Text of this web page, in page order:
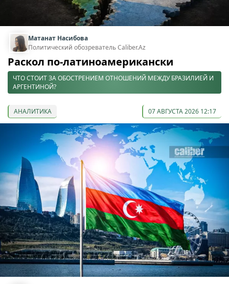
Матанат Насибова
Политический обозреватель Caliber.Az
Раскол по-латиноамерикански
ЧТО СТОИТ ЗА ОБОСТРЕНИЕМ ОТНОШЕНИЙ МЕЖДУ БРАЗИЛИЕЙ И
АРГЕНТИНОЙ?
АНАЛИТИКА 07 АВГУСТА 2026 12:17